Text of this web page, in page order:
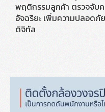
พฤติกรรมลูกค้า ตรวจจับ
อัจฉริยะ เพิ่มความปลอดภั
ดิจิทัล